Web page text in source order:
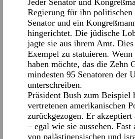
Jeder Senator und
Regierung für ihn
Senator und ein
hingerichtet. Die jüdische
jagte sie aus ihrem Amt.
Exempel zu statuieren.
haben möchte, das die Zehn
mindesten 95 Senatoren der
unterschreiben.
Präsident Bush zum Beispiel
vertretenen amerikanischen
zurückgezogen. Er
– egal wie sie aussehen.
von palästinensischen und